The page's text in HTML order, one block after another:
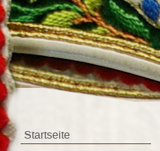
Startseite